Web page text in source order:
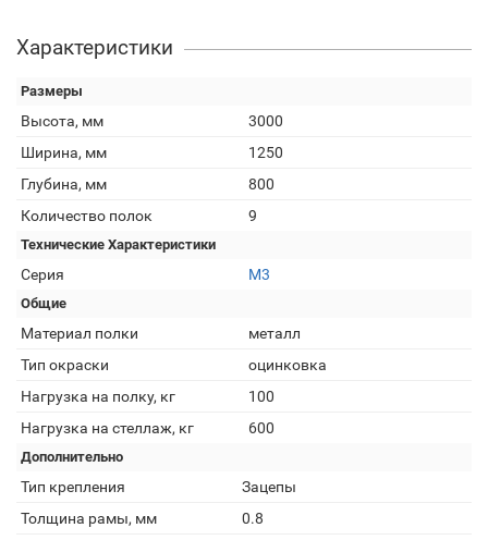
Характеристики
Размеры
Высота, мм
3000
Ширина, мм
1250
Глубина, мм
800
Количество полок
9
Технические Характеристики
Серия М3
Общие
Материал полки
металл
Тип окраски
оцинковка
Нагрузка на полку, кг
100
Нагрузка на стеллаж, кг
600
Дополнительно
Тип крепления
Зацепы
Толщина рамы, мм
0.8